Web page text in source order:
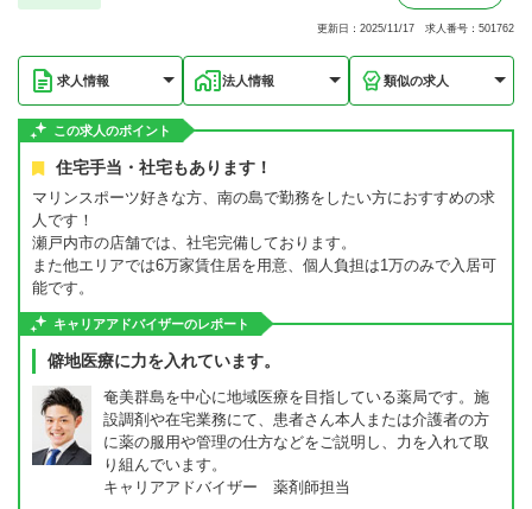
更新日：2025/11/17 求人番号：501762
求人情報 法人情報 類似の求人
この求人のポイント
住宅手当・社宅もあります！
マリンスポーツ好きな方、南の島で勤務をしたい方におすすめの求
人です！
瀬戸内市の店舗では、社宅完備しております。
また他エリアでは6万家賃住居を用意、個人負担は1万のみで入居可
能です。
キャリアアドバイザーのレポート
僻地医療に力を入れています。
奄美群島を中心に地域医療を目指している薬局です。施
設調剤や在宅業務にて、患者さん本人または介護者の方
に薬の服用や管理の仕方などをご説明し、力を入れて取
り組んでいます。
キャリアアドバイザー 薬剤師担当